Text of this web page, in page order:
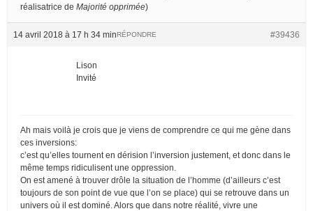
réalisatrice de Majorité opprimée)
14 avril 2018 à 17 h 34 min #39436
RÉPONDRE
Lison
Invité
Ah mais voilà je crois que je viens de comprendre ce qui me gène dans
ces inversions:
c’est qu’elles tournent en dérision l’inversion justement, et donc dans le
même temps ridiculisent une oppression.
On est amené à trouver drôle la situation de l’homme (d’ailleurs c’est
toujours de son point de vue que l’on se place) qui se retrouve dans un
univers où il est dominé. Alors que dans notre réalité, vivre une